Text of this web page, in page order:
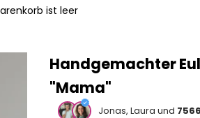
ist leer
Handgemachter
"Mama"
Jonas, Laura und